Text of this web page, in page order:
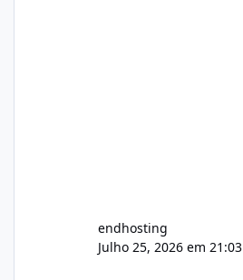
endhosting
Julho 25, 2026 em 21:03